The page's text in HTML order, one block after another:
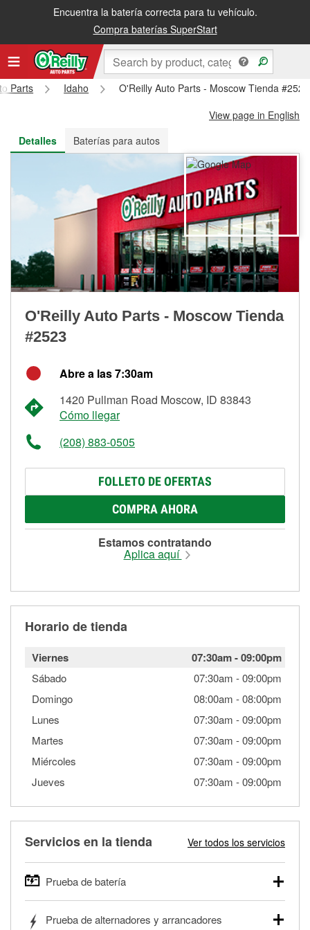
Encuentra la batería correcta para tu vehículo.
Compra baterías SuperStart
Recibe tu orden gratis al día siguiente o recógela en la tienda
Parts Idaho
O'Reilly Auto Parts - Moscow Tienda #2523
View page in English
Detalles
Baterías para autos
O'Reilly Auto Parts - Moscow Tienda
#2523
Abre a las 7:30am
1420 Pullman Road Moscow, ID 83843
Cómo llegar
(208) 883-0505
FOLLETO DE OFERTAS
COMPRA AHORA
Estamos contratando
Aplica aquí
Horario de tienda
Viernes 07:30am-09:00pm
Sábado 07:30am -09:00pm
Domingo
08:00am -08:00pm
Lunes
07:30am -09:00pm
Martes
07:30am -09:00pm
Miércoles
07:30am -09:00pm
Jueves
07:30am -09:00pm
Servicios en la tienda Ver todos los servicios
Prueba de batería
autos, camionetas, SUVs, vehículos comerciales y
Prueba de alternadores y arrancadores